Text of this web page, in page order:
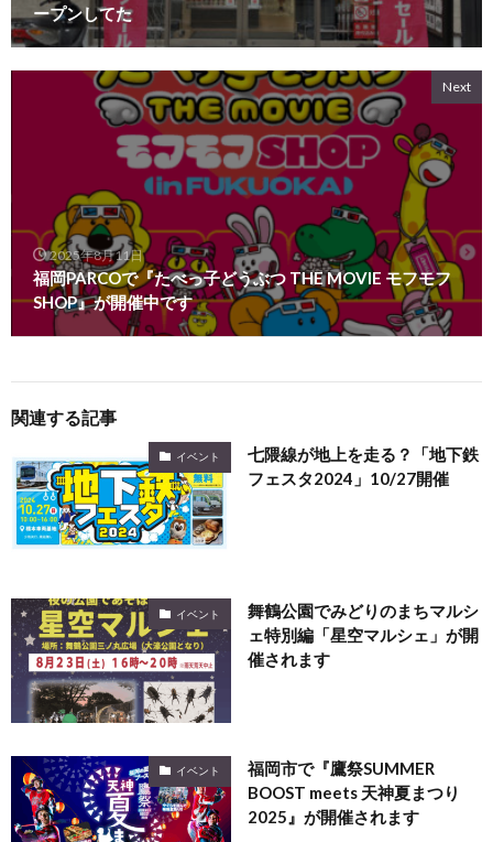
ープンしてた
Next
2025年8月11日
福岡PARCOで『たべっ子どうぶつ THE MOVIE モフモフ
SHOP』が開催中です
関連する記事
イベント
七隈線が地上を走る？「地下鉄
フェスタ2024」10/27開催
イベント
舞鶴公園でみどりのまちマルシ
ェ特別編「星空マルシェ」が開
催されます
イベント
福岡市で『鷹祭SUMMER
BOOST meets 天神夏まつり
2025』が開催されます